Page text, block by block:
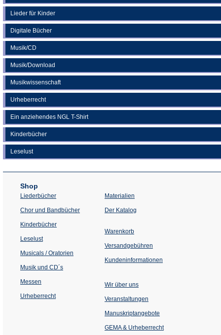
Lieder für Kinder
Digitale Bücher
Musik/CD
Musik/Download
Musikwissenschaft
Urheberrecht
Ein anziehendes NGL T-Shirt
Kinderbücher
Leselust
Shop
Liederbücher
Chor und Bandbücher
Kinderbücher
Leselust
Musicals / Oratorien
Musik und CD´s
Messen
Urheberrecht
Materialien
Der Katalog
Warenkorb
Versandgebühren
Kundeninformationen
Wir über uns
Veranstaltungen
einem
Tab)
Manuskriptangebote
GEMA & Urheberrecht